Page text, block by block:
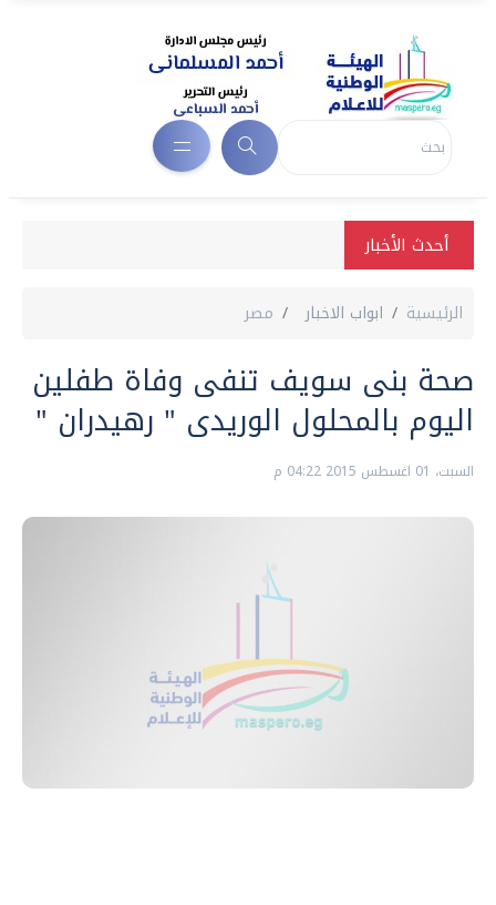
أحدث الأخبار
الرئيسية ابواب الاخبار مصر
صحة بنى سويف تنفى وفاة طفلين
اليوم بالمحلول الوريدى " رهيدران "
السبت، 01 اغسطس 2015 04:22 م